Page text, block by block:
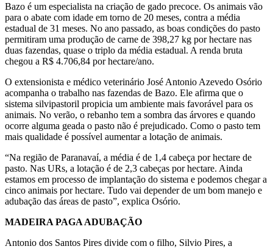
Bazo é um especialista na criação de gado precoce. Os animais vão
para o abate com idade em torno de 20 meses, contra a média
estadual de 31 meses. No ano passado, as boas condições do pasto
permitiram uma produção de carne de 398,27 kg por hectare nas
duas fazendas, quase o triplo da média estadual. A renda bruta
chegou a R$ 4.706,84 por hectare/ano.
O extensionista e médico veterinário José Antonio Azevedo Osório
acompanha o trabalho nas fazendas de Bazo. Ele afirma que o
sistema silvipastoril propicia um ambiente mais favorável para os
animais. No verão, o rebanho tem a sombra das árvores e quando
ocorre alguma geada o pasto não é prejudicado. Como o pasto tem
mais qualidade é possível aumentar a lotação de animais.
“Na região de Paranavaí, a média é de 1,4 cabeça por hectare de
pasto. Nas URs, a lotação é de 2,3 cabeças por hectare. Ainda
estamos em processo de implantação do sistema e podemos chegar a
cinco animais por hectare. Tudo vai depender de um bom manejo e
adubação das áreas de pasto”, explica Osório.
MADEIRA PAGA ADUBAÇÃO
Antonio dos Santos Pires divide com o filho, Silvio Pires, a